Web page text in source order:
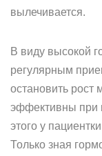
вылечивается.
В виду высокой
регулярным
остановить рост
эффективны при
этого у
Только зная